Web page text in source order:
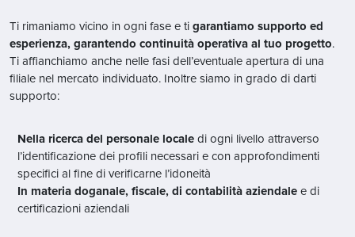
Ti rimaniamo vicino in ogni fase e ti garantiamo supporto ed
esperienza, garantendo continuità operativa al tuo progetto.
Ti affianchiamo anche nelle fasi dell’eventuale apertura di una
filiale nel mercato individuato. Inoltre siamo in grado di darti
supporto:
Nella ricerca del personale locale di ogni livello attraverso
l’identificazione dei profili necessari e con approfondimenti
specifici al fine di verificarne l’idoneità
In materia doganale, fiscale, di contabilità aziendale e di
certificazioni aziendali